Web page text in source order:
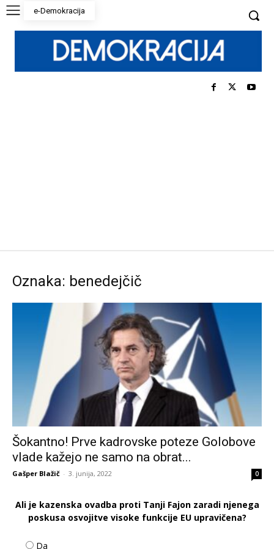
e-Demokracija
Oznaka: benedejčič
Šokantno! Prve kadrovske poteze Golobove
vlade kažejo ne samo na obrat...
Gašper Blažič - 3. junija, 2022 0
Ali je kazenska ovadba proti Tanji Fajon zaradi njenega
poskusa osvojitve visoke funkcije EU upravičena?
Da